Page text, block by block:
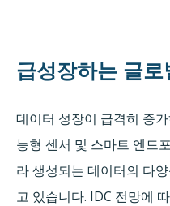
급성장하는 글
데이터 성장이 급격히 증
능형 센서 및 스마트 엔드
라 생성되는 데이터의 다
고 있습니다. IDC 전망에